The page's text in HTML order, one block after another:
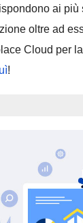
ai più
oltre ad
Cloud per
!